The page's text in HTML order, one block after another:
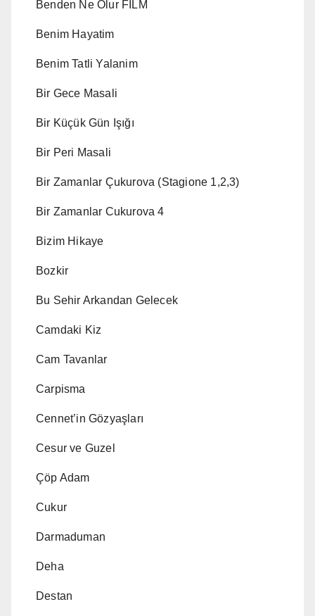
Benden Ne Olur FILM
Benim Hayatim
Benim Tatli Yalanim
Bir Gece Masali
Bir Küçük Gün Işığı
Bir Peri Masali
Bir Zamanlar Çukurova (Stagione 1,2,3)
Bir Zamanlar Cukurova 4
Bizim Hikaye
Bozkir
Bu Sehir Arkandan Gelecek
Camdaki Kiz
Cam Tavanlar
Carpisma
Cennet’in Gözyaşları
Cesur ve Guzel
Çöp Adam
Cukur
Darmaduman
Deha
Destan